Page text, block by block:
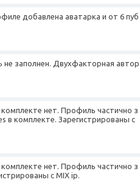
добавлена аватарка и от 6 пуб
заполнен. Двухфакторная автор
нет. Профиль частично з
в комплекте. Зарегистрированы с
нет. Профиль частично з
с MIX ip.